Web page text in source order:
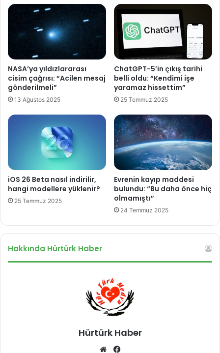
l
v
d
o
l
a
d
c
ı
l
s
ç
y
ç
e
d
e
n
6
n
a
d
ı
t
ı
NASA’ya yıldızlararası
cisim çağrısı: “Acilen mesaj
gönderilmeli”
13 Ağustos 2025
ChatGPT-5’in çıkış tarihi
belli oldu: “Kendimi işe
yaramaz hissettim”
25 Temmuz 2025
iOS 26 Beta nasıl indirilir,
hangi modellere yüklenir?
25 Temmuz 2025
Evrenin kayıp maddesi
bulundu: “Bu daha önce hiç
olmamıştı”
24 Temmuz 2025
Hakkında Hürtürk Haber
Hürtürk Haber
We